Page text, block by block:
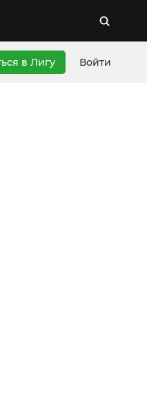
в Лигу Войти